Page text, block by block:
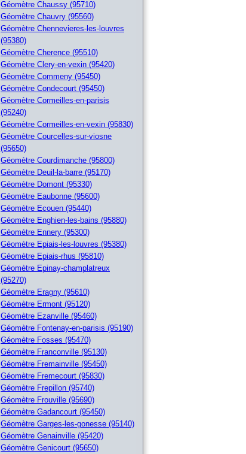
Géomètre Chaussy (95710)
Géomètre Chauvry (95560)
Géomètre Chennevieres-les-louvres
(95380)
Géomètre Cherence (95510)
Géomètre Clery-en-vexin (95420)
Géomètre Commeny (95450)
Géomètre Condecourt (95450)
Géomètre Cormeilles-en-parisis
(95240)
Géomètre Cormeilles-en-vexin (95830)
Géomètre Courcelles-sur-viosne
(95650)
Géomètre Courdimanche (95800)
Géomètre Deuil-la-barre (95170)
Géomètre Domont (95330)
Géomètre Eaubonne (95600)
Géomètre Ecouen (95440)
Géomètre Enghien-les-bains (95880)
Géomètre Ennery (95300)
Géomètre Epiais-les-louvres (95380)
Géomètre Epiais-rhus (95810)
Géomètre Epinay-champlatreux
(95270)
Géomètre Eragny (95610)
Géomètre Ermont (95120)
Géomètre Ezanville (95460)
Géomètre Fontenay-en-parisis (95190)
Géomètre Fosses (95470)
Géomètre Franconville (95130)
Géomètre Fremainville (95450)
Géomètre Fremecourt (95830)
Géomètre Frepillon (95740)
Géomètre Frouville (95690)
Géomètre Gadancourt (95450)
Géomètre Garges-les-gonesse (95140)
Géomètre Genainville (95420)
Géomètre Genicourt (95650)